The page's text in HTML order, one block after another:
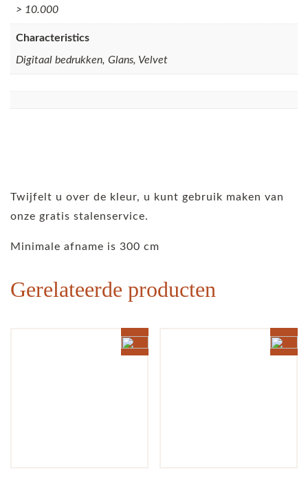
> 10.000
Characteristics
Digitaal bedrukken, Glans, Velvet
Twijfelt u over de kleur, u kunt gebruik maken van
onze gratis stalenservice.
Minimale afname is 300 cm
Gerelateerde producten